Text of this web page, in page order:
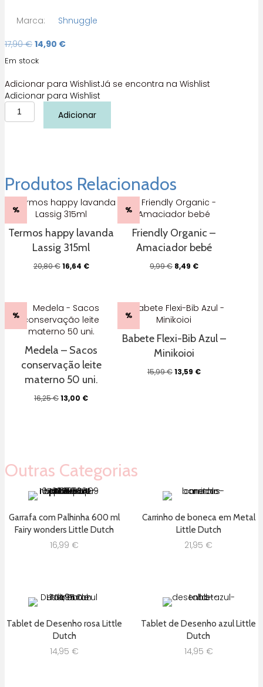
Marca:
Shnuggle
17,90€ O
original
17,90 €.
14,90 €O
é:
14,90 €.
Em stock
Adicionar para WishlistJá se encontra na Wishlist
Adicionar para Wishlist
Quantidade
de
Shnuggle
Adicionar
Produtos Relacionados
%
Termos happy lavanda
Lassig 315ml
20,80€O
20,80 €.
16,64 €O
16,64 €.
%
Friendly Organic –
Amaciador bebé
9,99€ O
9,99 €.
8,49 €O
8,49 €.
%
Medela – Sacos
conservação leite
materno 50 uni.
16,25€O
13,00 €O
%
Babete Flexi-Bib Azul –
Minikoioi
15,99€O
13,59 €O
Outras Categorias
Garrafa com Palhinha 600 ml
Fairy wonders Little Dutch
16,99 €
Carrinho de boneca em Metal
Little Dutch
21,95 €
Tablet de Desenho rosa Little
Dutch
14,95 €
Tablet de Desenho azul Little
Dutch
14,95 €